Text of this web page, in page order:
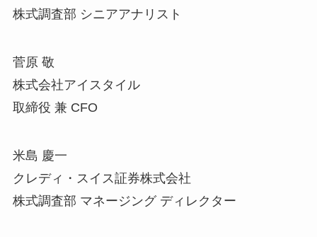
株式調査部 シニアアナリスト
菅原 敬
株式会社アイスタイル
取締役 兼 CFO
米島 慶一
クレディ・スイス証券株式会社
株式調査部 マネージング ディレクター